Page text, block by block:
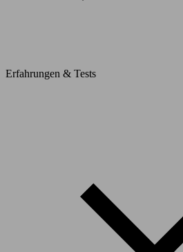
Erfahrungen & Tests